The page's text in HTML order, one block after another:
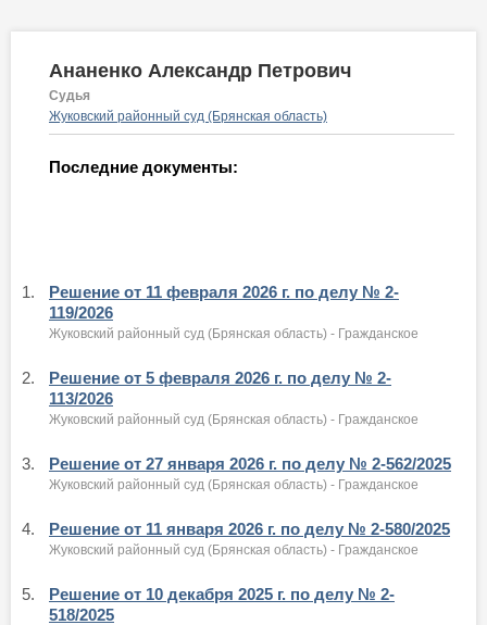
Ананенко Александр Петрович
Судья
Жуковский районный суд (Брянская область)
Последние документы:
1.
Решение от 11 февраля 2026 г. по делу № 2-
119/2026
Жуковский районный суд (Брянская область) - Гражданское
2.
Решение от 5 февраля 2026 г. по делу № 2-
113/2026
Жуковский районный суд (Брянская область) - Гражданское
3. Решение от 27 января 2026 г. по делу № 2-562/2025
Жуковский районный суд (Брянская область) - Гражданское
4. Решение от 11 января 2026 г. по делу № 2-580/2025
Жуковский районный суд (Брянская область) - Гражданское
5.
Решение от 10 декабря 2025 г. по делу № 2-
518/2025